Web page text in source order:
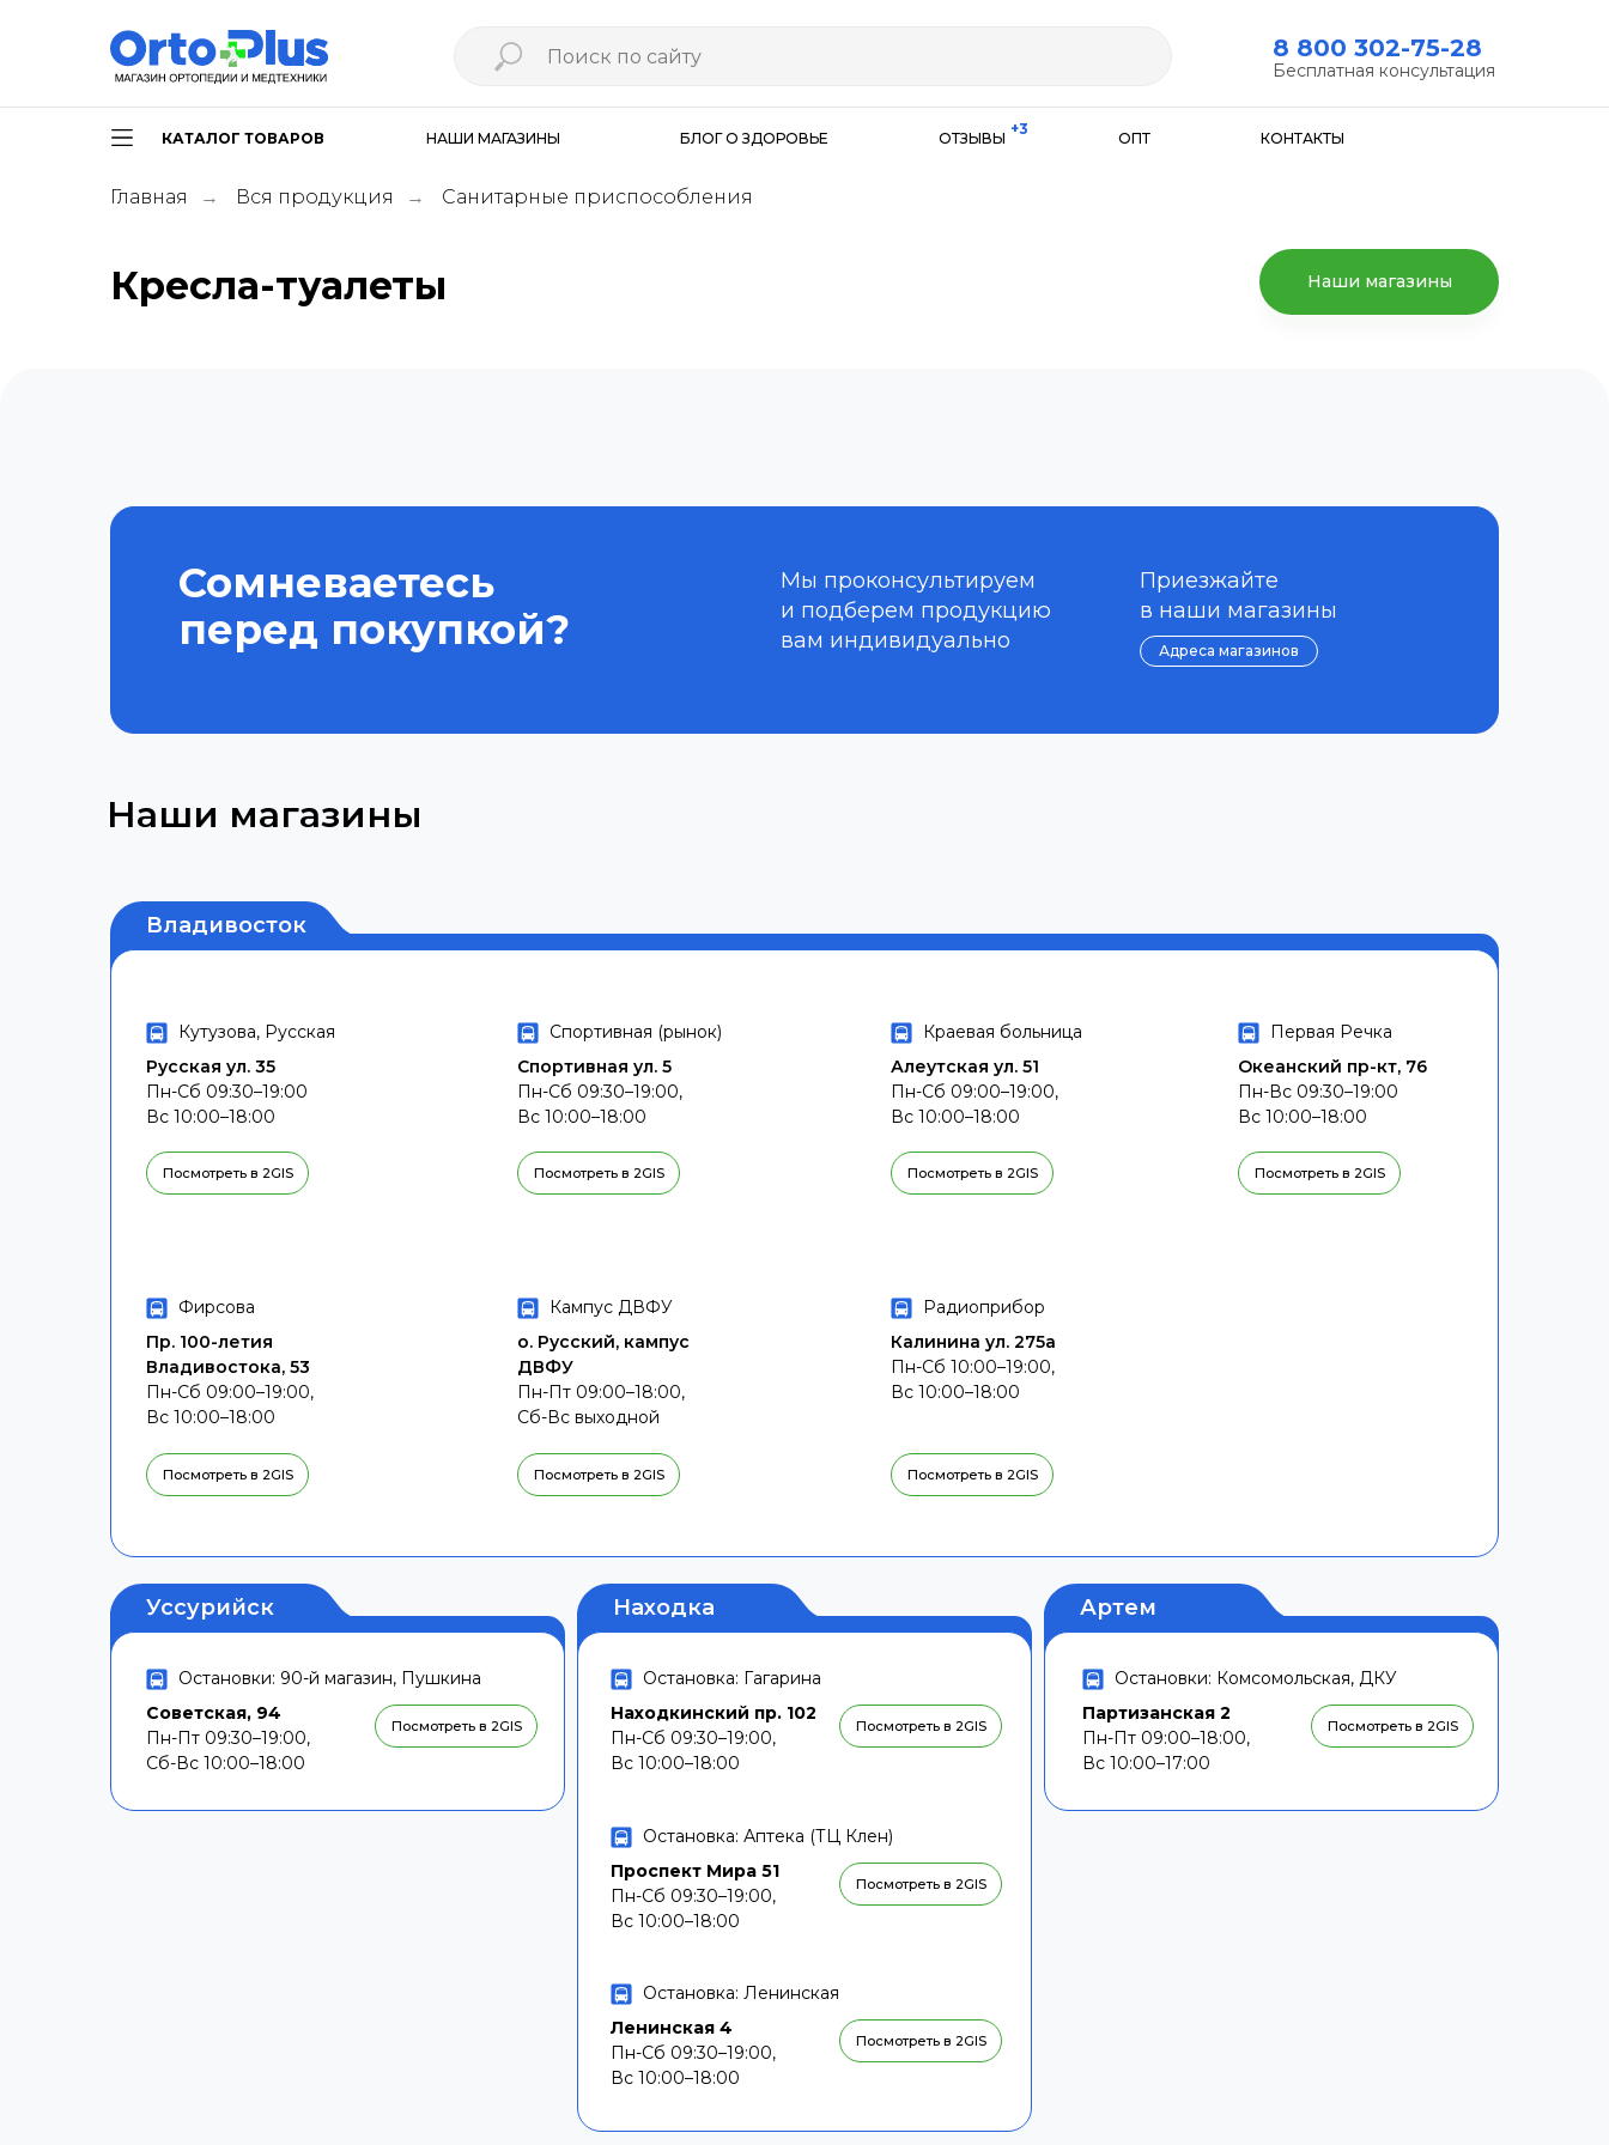
Бесплатная консультация
8 800 302-75-28
КАТАЛОГ ТОВАРОВ НАШИ МАГАЗИНЫ БЛОГ О ЗДОРОВЬЕ ОПТ
ОТЗЫВЫ
+3
КОНТАКТЫ
Главная → Вся продукция → Санитарные приспособления
Кресла-туалеты Наши магазины
Сомневаетесь
перед покупкой?
Приезжайте
в наши магазины
Мы проконсультируем
и подберем продукцию
вам индивидуально
Адреса магазинов
Наши магазины
Владивосток
Русская ул. 35
Пн-Сб 09:30–19:00
Вс 10:00–18:00
Посмотреть в 2GIS
Кутузова, Русская
Пр. 100-летия
Владивостока, 53
Пн-Сб 09:00–19:00,
Вс 10:00–18:00
Посмотреть в 2GIS
Фирсова
Спортивная ул. 5
Пн-Сб 09:30–19:00,
Вс 10:00–18:00
Посмотреть в 2GIS
Спортивная (рынок)
о. Русский, кампус
ДВФУ
Пн-Пт 09:00–18:00,
Сб-Вс выходной
Посмотреть в 2GIS
Кампус ДВФУ
Алеутская ул. 51
Пн-Сб 09:00–19:00,
Вс 10:00–18:00
Посмотреть в 2GIS
Краевая больница
Калинина ул. 275а
Пн-Сб 10:00–19:00,
Вс 10:00–18:00
Посмотреть в 2GIS
Радиоприбор
Океанский пр-кт, 76
Пн-Вс 09:30–19:00
Вс 10:00–18:00
Посмотреть в 2GIS
Первая Речка
Партизанская 2
Пн-Пт 09:00–18:00,
Вс 10:00–17:00
Находкинский пр. 102
Пн-Сб 09:30–19:00,
Вс 10:00–18:00
Посмотреть в 2GIS
Остановка: Гагарина
Посмотреть в 2GIS
Остановки: Комсомольская, ДКУ
Советская, 94
Пн-Пт 09:30–19:00,
Сб-Вс 10:00–18:00
Посмотреть в 2GIS
Проспект Мира 51
Пн-Сб 09:30–19:00,
Вс 10:00–18:00
Посмотреть в 2GIS
Остановка: Аптека (ТЦ Клен)
Остановки: 90-й магазин, Пушкина
Артем
Остановка: Ленинская
Посмотреть в 2GIS
Ленинская 4
Пн-Сб 09:30–19:00,
Вс 10:00–18:00
Уссурийск Находка